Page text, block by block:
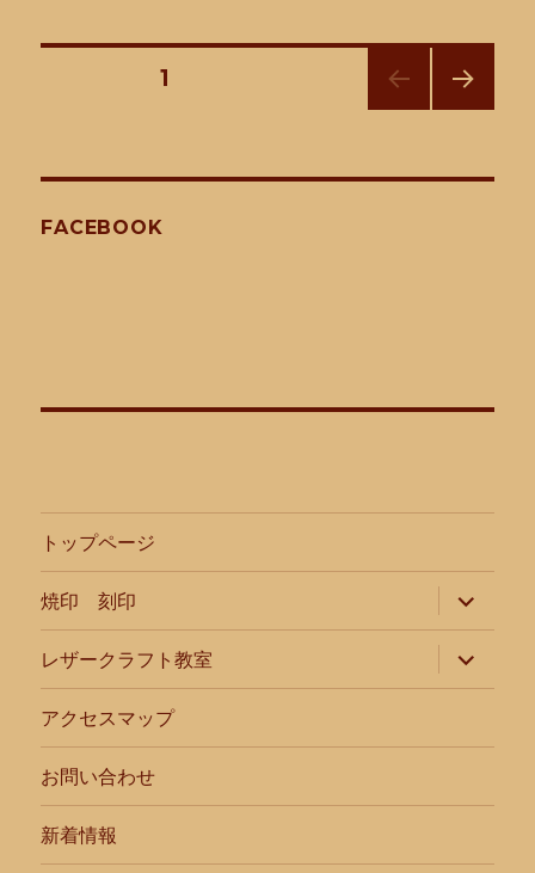
ナ
ン
固定ページ1
FACEBOOK
トップページ
焼印 刻印
サ
ブ
メ
ニ
ュ
ー
開
レザークラフト教室
サ
ブ
メ
ー
開
アクセスマップ
お問い合わせ
新着情報